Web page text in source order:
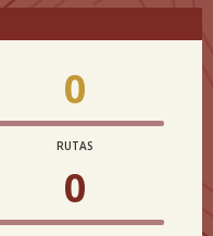
0
RUTAS
0